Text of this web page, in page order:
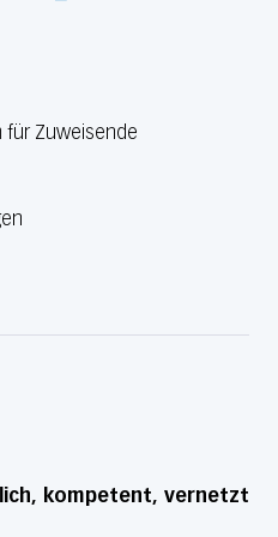
Zuweisende
kompetent, vernetzt